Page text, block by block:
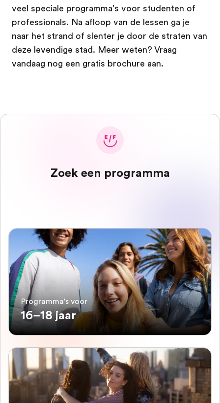
veel speciale programma's voor studenten of
professionals. Na afloop van de lessen ga je
naar het strand of slenter je door de straten van
deze levendige stad. Meer weten? Vraag
vandaag nog een gratis brochure aan.
Zoek een programma
Programma's voor
16–18 jaar